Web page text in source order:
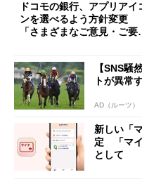
ドコモの銀行、アプリアイ
ンを選べるよう方針変更
「さまざまなご意見・ご要
【SNS騒
トが異常
AD（ルーツ）
新しい「
定 「マイ
として